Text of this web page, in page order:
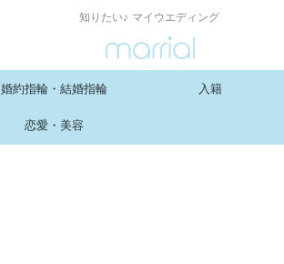
知りたい♪ マイウエディング
婚約指輪・結婚指輪 入籍
恋愛・美容